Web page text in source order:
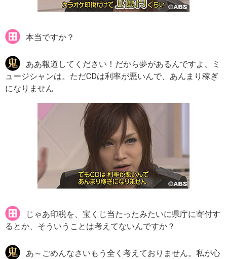
本当ですか？
ああ報道してください！だから夢があるんですよ、ミ
ュージシャンは。ただCDは利率が悪いんで、あんまり稼ぎ
になりません
じゃあ印税を、宝くじ当たったみたいに県庁に寄付す
るとか、そういうことは考えてないんですか？
あ～ごめんなさいもう全く考えておりません。私が心